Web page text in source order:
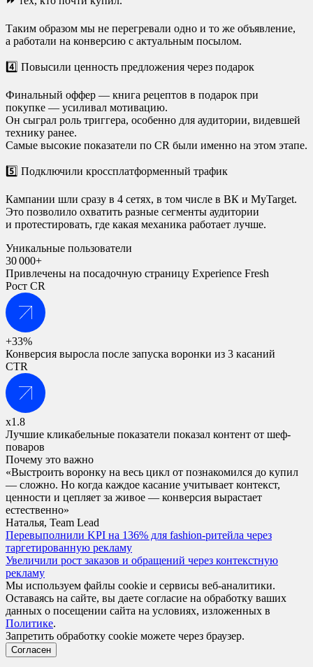
Таким образом мы не перегревали одно и то же объявление,
а работали на конверсию с актуальным посылом.
4️⃣ Повысили ценность предложения через подарок
Финальный оффер — книга рецептов в подарок при
покупке — усиливал мотивацию.
Он сыграл роль триггера, особенно для аудитории, видевшей
технику ранее.
Самые высокие показатели по CR были именно на этом этапе.
5️⃣ Подключили кроссплатформенный трафик
Кампании шли сразу в 4 сетях, в том числе в ВК и MyTarget.
Это позволило охватить разные сегменты аудитории
и протестировать, где какая механика работает лучше.
Уникальные пользователи
30 000+
Привлечены на посадочную страницу Experience Fresh
Рост CR
+33%
Конверсия выросла после запуска воронки из 3 касаний
CTR
х1.8
Лучшие кликабельные показатели показал контент от шеф-
поваров
Почему это важно
«Выстроить воронку на весь цикл от познакомился до купил
— сложно. Но когда каждое касание учитывает контекст,
ценности и цепляет за живое — конверсия вырастает
естественно»
Наталья, Team Lead
Перевыполнили KPI на 136% для fashion-ритейла через
таргетированную рекламу
Увеличили рост заказов и обращений через контекстную
рекламу
Мы используем файлы cookie и сервисы веб-аналитики.
Оставаясь на сайте, вы даете согласие на обработку ваших
данных о посещении сайта на условиях, изложенных в
Политике.
Запретить обработку cookie можете через браузер.
Согласен